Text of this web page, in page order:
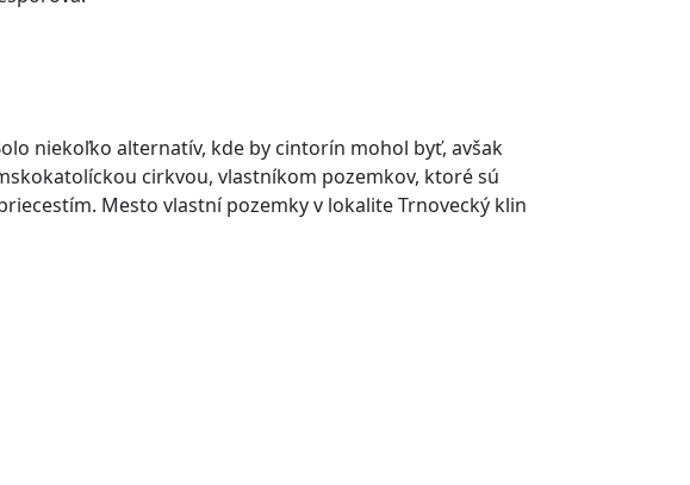
niekoľko alternatív, kde by cintorín mohol byť, avšak
cirkvou, vlastníkom pozemkov, ktoré sú
Mesto vlastní pozemky v lokalite Trnovecký klin